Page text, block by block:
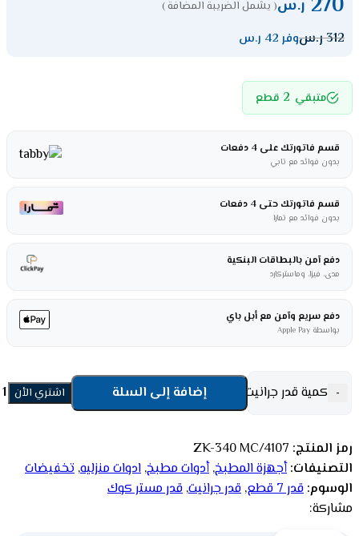
270 ر.س( يشمل الضريبة المضافة )
312ر.سوفر 42 ر.س
متبقي 2 قطع
قسم فاتورتك على 4 دفعات
بدون فوائد مع تابي
قسم فاتورتك حتى 4 دفعات
بدون فوائد مع تمارا
دفع آمن بالبطاقات البنكية
مدى، فيزا، وماستركارد
دفع سريع وآمن مع أبل باي
بواسطة Apple Pay
- كمية قدر جرانيت مستر كوك طقم 7 قطع ZK-340 MC/4107
إضافة إلى السلة اشتري الأن
رمز المنتج: ZK-340 MC/4107
التصنيفات: أجهزة المطبخ, أدوات مطبخ, ادوات منزليه, تخفيضات
الوسوم: قدر 7 قطع , قدر جرانيت, قدر مستر كوك
مشاركة: